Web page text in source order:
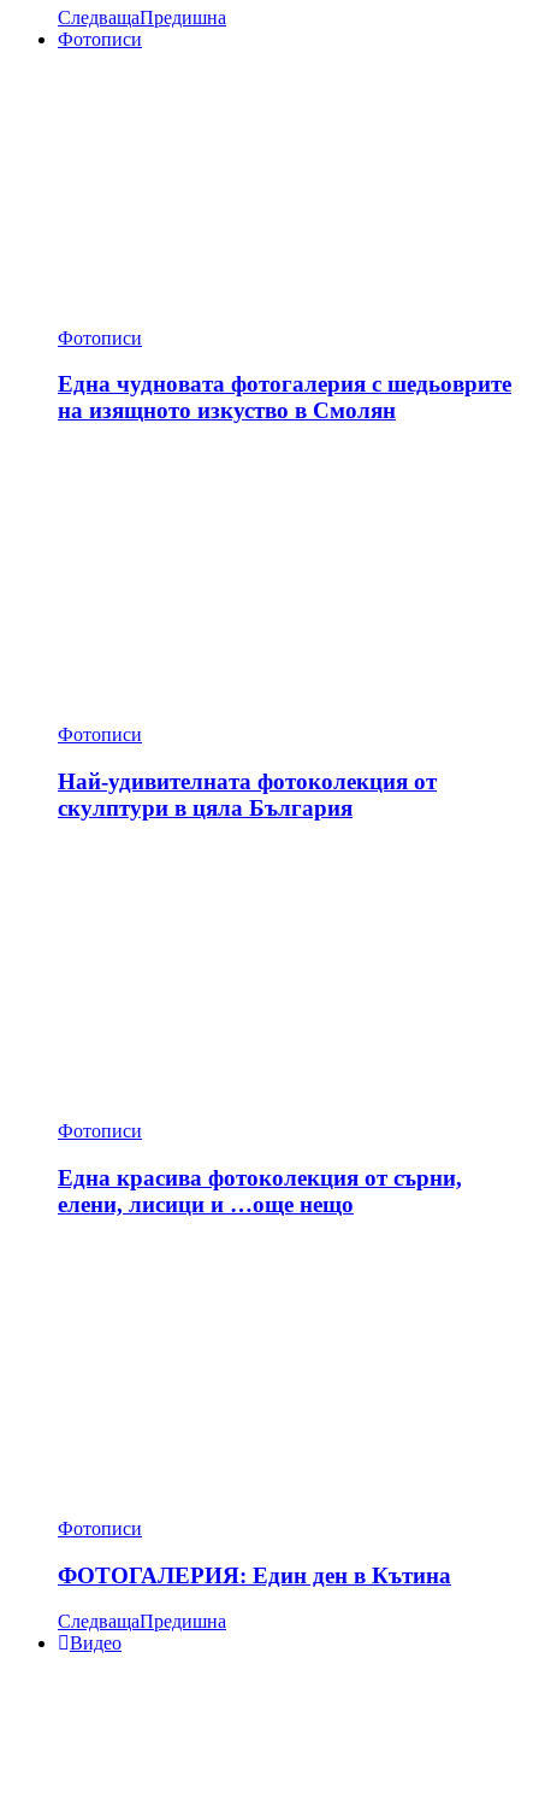
СледващаПредишна
Фотописи
Фотописи
Една чудновата фотогалерия с шедьоврите
на изящното изкуство в Смолян
Фотописи
Най-удивителната фотоколекция от
скулптури в цяла България
Фотописи
Една красива фотоколекция от сърни,
елени, лисици и …още нещо
Фотописи
ФОТОГАЛЕРИЯ: Един ден в Кътина
СледващаПредишна
Видео